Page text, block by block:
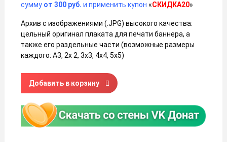
сумму от 300 руб. и применить купон «СКИДКА20»
Архив с изображениями (.JPG) высокого качества:
цельный оригинал плаката для печати баннера, а
также его раздельные части (возможные размеры
каждого: А3, 2х 2, 3х3, 4х4, 5х5)
Количество товара Плакат на День учителя (5 октября)
Добавить в корзину